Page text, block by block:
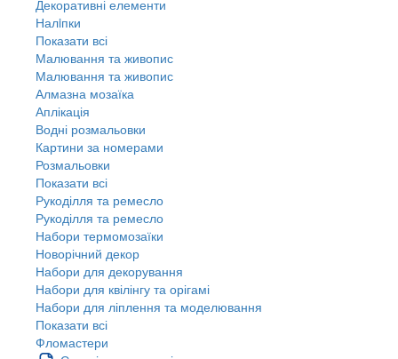
Декоративні елементи
Налiпки
Показати всі
Малювання та живопис
Малювання та живопис
Алмазна мозаїка
Аплікація
Водні розмальовки
Картини за номерами
Розмальовки
Показати всі
Рукоділля та ремесло
Рукоділля та ремесло
Набори термомозаїки
Новорічний декор
Набори для декорування
Набори для квілінгу та орігамі
Набори для ліплення та моделювання
Показати всі
Фломастери